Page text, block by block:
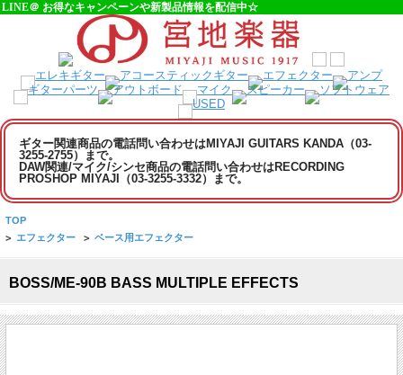
LINE＠ お得なキャンペーンや新製品情報を配信中☆
ギター関連商品の電話問い合わせはMIYAJI GUITARS KANDA（03-
3255-2755）まで。
DAW関連/マイク/シンセ商品の電話問い合わせはRECORDING
PROSHOP MIYAJI（03-3255-3332）まで。
TOP
> エフェクター > ベース用エフェクター
BOSS/ME-90B BASS MULTIPLE EFFECTS